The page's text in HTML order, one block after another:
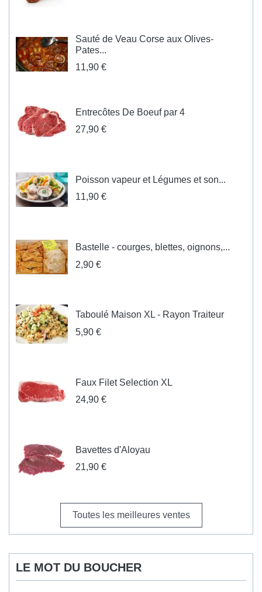
Sauté de Veau Corse aux Olives-
Pates...
11,90 €
Entrecôtes De Boeuf par 4
27,90 €
Poisson vapeur et Légumes et son...
11,90 €
Bastelle - courges, blettes, oignons,...
2,90 €
Taboulé Maison XL - Rayon Traiteur
5,90 €
Faux Filet Selection XL
24,90 €
Bavettes d'Aloyau
21,90 €
Toutes les meilleures ventes
LE MOT DU BOUCHER